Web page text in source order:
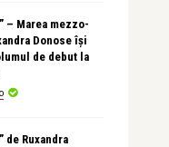
– Marea mezzo-
Donose își
de debut la
de Ruxandra